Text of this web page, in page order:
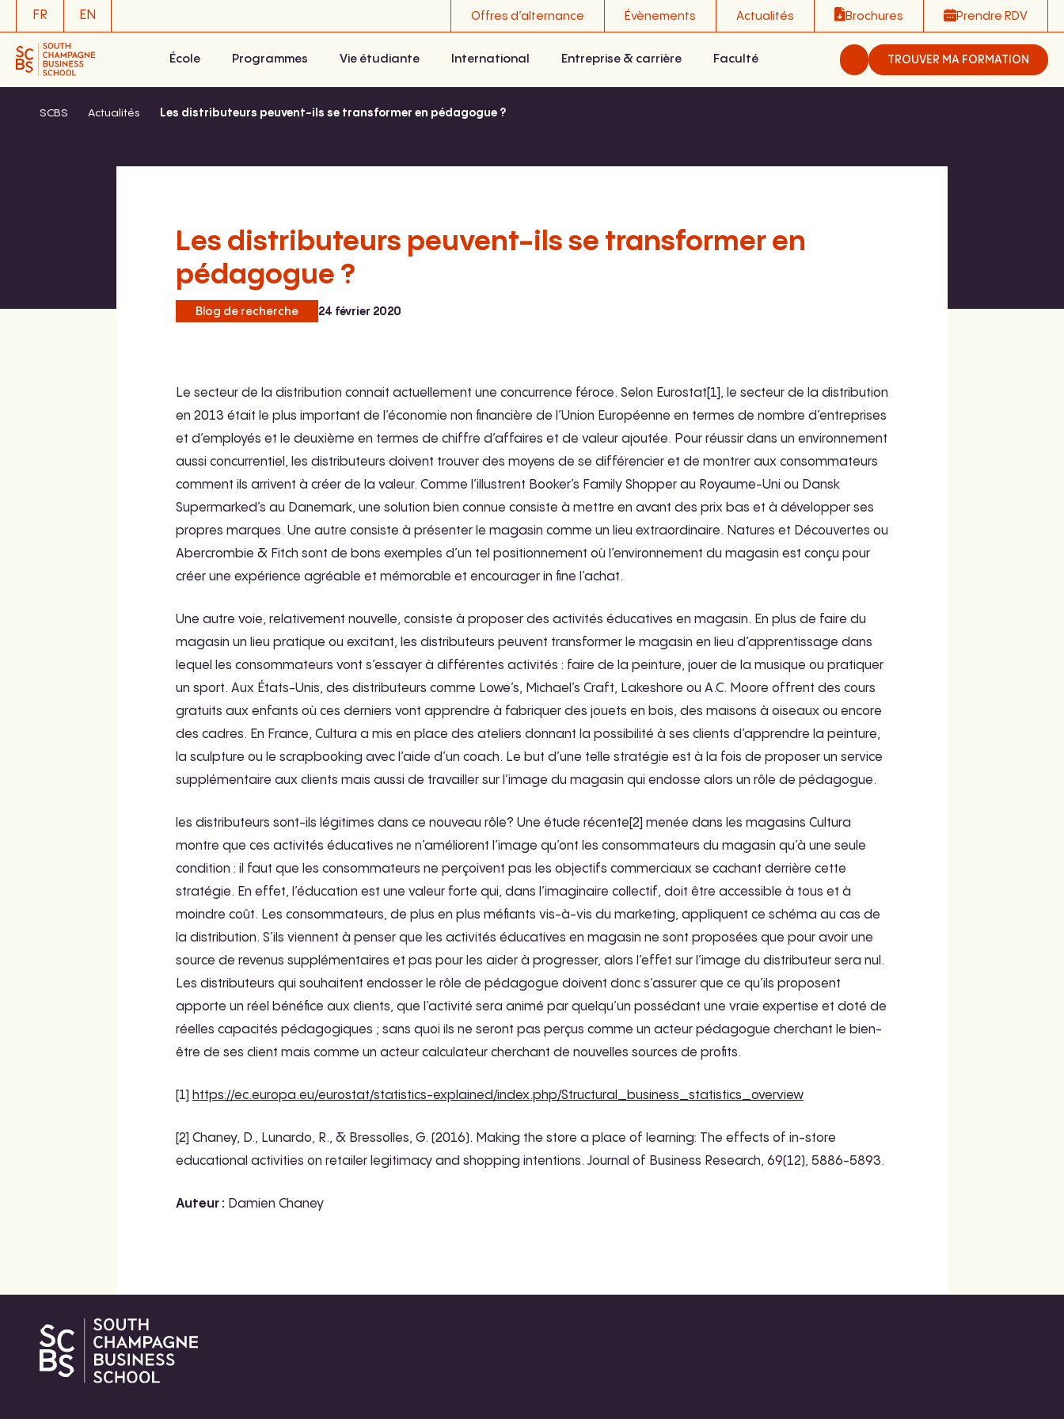
au
contenu
FR EN Offres d’alternance Évènements Actualités Brochures Prendre RDV
École Programmes Vie étudiante International Entreprise & carrière Faculté TROUVER MA FORMATION
SCBS Actualités Les distributeurs peuvent-ils se transformer en pédagogue ?
Les distributeurs peuvent-ils se transformer en
pédagogue ?
Blog de recherche 24 février 2020
Le secteur de la distribution connait actuellement une concurrence féroce. Selon Eurostat[1], le secteur de la distribution
en 2013 était le plus important de l’économie non financière de l’Union Européenne en termes de nombre d’entreprises
et d’employés et le deuxième en termes de chiffre d’affaires et de valeur ajoutée. Pour réussir dans un environnement
aussi concurrentiel, les distributeurs doivent trouver des moyens de se différencier et de montrer aux consommateurs
comment ils arrivent à créer de la valeur. Comme l’illustrent Booker’s Family Shopper au Royaume-Uni ou Dansk
Supermarked’s au Danemark, une solution bien connue consiste à mettre en avant des prix bas et à développer ses
propres marques. Une autre consiste à présenter le magasin comme un lieu extraordinaire. Natures et Découvertes ou
Abercrombie & Fitch sont de bons exemples d’un tel positionnement où l’environnement du magasin est conçu pour
créer une expérience agréable et mémorable et encourager in fine l’achat.
Une autre voie, relativement nouvelle, consiste à proposer des activités éducatives en magasin. En plus de faire du
magasin un lieu pratique ou excitant, les distributeurs peuvent transformer le magasin en lieu d’apprentissage dans
lequel les consommateurs vont s’essayer à différentes activités : faire de la peinture, jouer de la musique ou pratiquer
un sport. Aux États-Unis, des distributeurs comme Lowe’s, Michael’s Craft, Lakeshore ou A.C. Moore offrent des cours
gratuits aux enfants où ces derniers vont apprendre à fabriquer des jouets en bois, des maisons à oiseaux ou encore
des cadres. En France, Cultura a mis en place des ateliers donnant la possibilité à ses clients d’apprendre la peinture,
la sculpture ou le scrapbooking avec l’aide d’un coach. Le but d’une telle stratégie est à la fois de proposer un service
supplémentaire aux clients mais aussi de travailler sur l’image du magasin qui endosse alors un rôle de pédagogue.
les distributeurs sont-ils légitimes dans ce nouveau rôle? Une étude récente[2] menée dans les magasins Cultura
montre que ces activités éducatives ne n’améliorent l’image qu’ont les consommateurs du magasin qu’à une seule
condition : il faut que les consommateurs ne perçoivent pas les objectifs commerciaux se cachant derrière cette
stratégie. En effet, l’éducation est une valeur forte qui, dans l’imaginaire collectif, doit être accessible à tous et à
moindre coût. Les consommateurs, de plus en plus méfiants vis-à-vis du marketing, appliquent ce schéma au cas de
la distribution. S’ils viennent à penser que les activités éducatives en magasin ne sont proposées que pour avoir une
source de revenus supplémentaires et pas pour les aider à progresser, alors l’effet sur l’image du distributeur sera nul.
Les distributeurs qui souhaitent endosser le rôle de pédagogue doivent donc s’assurer que ce qu’ils proposent
apporte un réel bénéfice aux clients, que l’activité sera animé par quelqu’un possédant une vraie expertise et doté de
réelles capacités pédagogiques ; sans quoi ils ne seront pas perçus comme un acteur pédagogue cherchant le bien-
être de ses client mais comme un acteur calculateur cherchant de nouvelles sources de profits.
[1] https://ec.europa.eu/eurostat/statistics-explained/index.php/Structural_business_statistics_overview
[2] Chaney, D., Lunardo, R., & Bressolles, G. (2016). Making the store a place of learning: The effects of in-store
educational activities on retailer legitimacy and shopping intentions. Journal of Business Research, 69(12), 5886-5893.
Auteur : Damien Chaney